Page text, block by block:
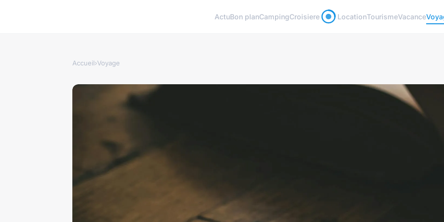
ActuBon planCampingCroisiere LocationTourismeVacance
Accueil›Voyage